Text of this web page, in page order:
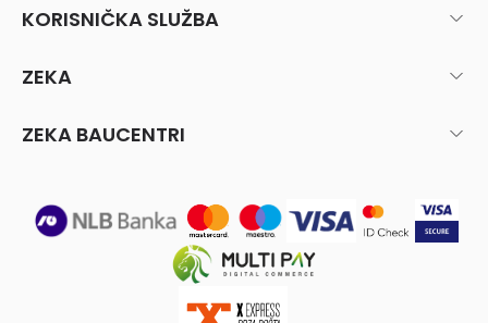
KORISNIČKA SLUŽBA
ZEKA
ZEKA BAUCENTRI